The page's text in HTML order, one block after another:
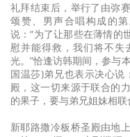
礼拜结束后，举行了由弥
颂赞、男声合唱构成的
说：“为了让那些在薄情的
慰并能得救，我们将不失
光。”恰逢访韩期间，参与
国温莎)弟兄也表示决心说
殿，这一切来源于联合的
的果子，要与弟兄姐妹相
新耶路撒冷板桥圣殿由地